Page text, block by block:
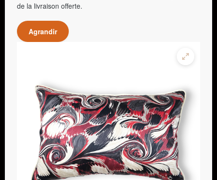
de la livraison offerte.
Agrandir